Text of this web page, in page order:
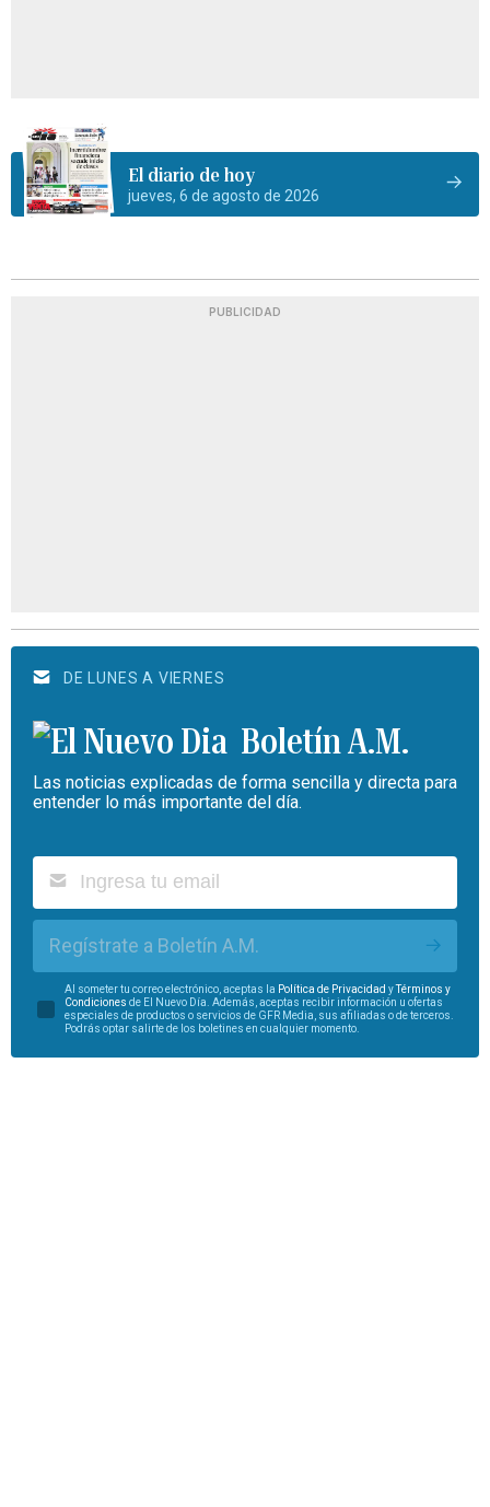
El diario de hoy
jueves, 6 de agosto de 2026
PUBLICIDAD
DE LUNES A VIERNES
Boletín A.M.
Las noticias explicadas de forma sencilla y directa para
entender lo más importante del día.
Regístrate a Boletín A.M.
Al someter tu correo electrónico, aceptas la Política de Privacidad yTérminos y
Condiciones de El Nuevo Día. Además, aceptas recibir información u ofertas
especiales de productos o servicios de GFR Media, sus afiliadas o de terceros.
Podrás optar salirte de los boletines en cualquier momento.